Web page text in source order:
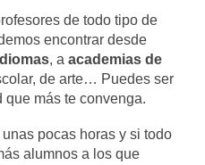
de todo tipo de
encontrar desde
, a academias de
de arte… Puedes ser
más te convenga.
pocas horas y si todo
alumnos a los que